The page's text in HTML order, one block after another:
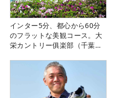
インター5分、都心から60分
のフラットな美観コース。大
栄カントリー俱楽部（千葉